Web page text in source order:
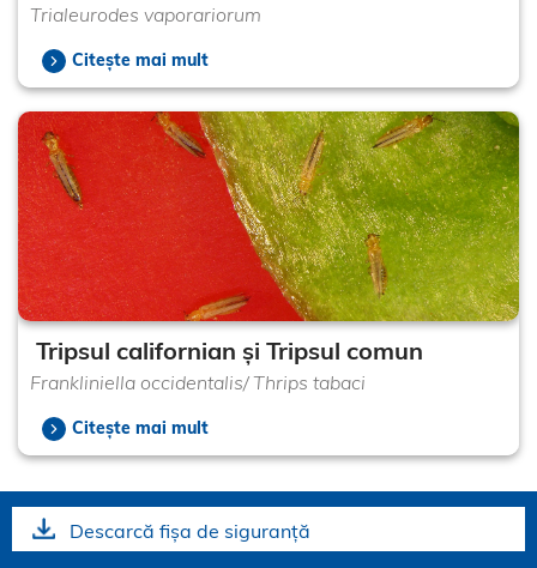
Trialeurodes vaporariorum
Citește mai mult
Tripsul californian și Tripsul comun
Frankliniella occidentalis/ Thrips tabaci
Citește mai mult
Descarcă fișa de siguranță